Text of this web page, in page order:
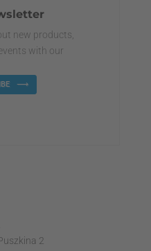
new products,
with our
2